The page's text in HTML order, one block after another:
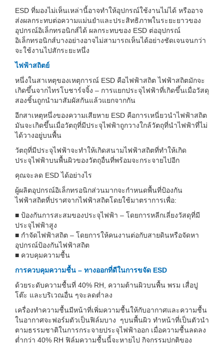
ESD ที่มองไม่เห็นเหล่านี้อาจทำให้อุปกรณ์ใช้งานไม่ได้ หรืออาจ
ส่งผลกระทบต่อความแม่นยำและประสิทธิภาพในระยะยาวของ
อุปกรณ์อิเล็กทรอนิกส์ได้ ผลกระทบของ ESD ต่ออุปกรณ์
อิเล็กทรอนิกส์บางอย่างอาจไม่สามารถเห็นได้อย่างชัดเจนจนกว่า
จะใช้งานไปสักระยะหนึ่ง
ไฟฟ้าสถิตย์
หนึ่งในสาเหตุของเหตุการณ์ ESD คือไฟฟ้าสถิต ไฟฟ้าสถิตมักจะ
เกิดขึ้นจากไทรโบชาร์จจิ้ง – การแยกประจุไฟฟ้าที่เกิดขึ้นเมื่อวัสดุ
สองชิ้นถูกนำมาสัมผัสกันแล้วแยกจากกัน
อีกสาเหตุหนึ่งของความเสียหาย ESD คือการเหนี่ยวนำไฟฟ้าสถิต
มันจะเกิดขึ้นเมื่อวัตถุที่มีประจุไฟฟ้าถูกวางใกล้วัตถุที่นำไฟฟ้าที่ไม่
ได้วางอยู่บนพื้น
วัตถุที่มีประจุไฟฟ้าจะทำให้เกิดสนามไฟฟ้าสถิตที่ทำให้เกิด
ประจุไฟฟ้าบนพื้นผิวของวัตถุอื่นที่พร้อมจะกระจายไปอีก
คุณจะลด ESD ได้อย่างไร
ผู้ผลิตอุปกรณ์อิเล็กทรอนิกส่วนมากจะกำหนดพื้นที่ป้องกัน
ไฟฟ้าสถิตที่ปราศจากไฟฟ้าสถิตโดยใช้มาตราการเพื่อ:
■ ป้องกันการสะสมของประจุไฟฟ้า – โดยการหลีกเลี่ยงวัสดุที่มี
ประจุไฟฟ้าสูง
■ กำจัดไฟฟ้าสถิต – โดยการให้คนงานต่อกับสายดินหรือจัดหา
อุปกรณ์ป้องกันไฟฟ้าสถิต
■ ควบคุมความชื้น
การควบคุมความชื้น – ทางออกที่ดีในการขจัด ESD
ด้วยระดับความชื้นที่ 40% RH, ความต้านผิวบนพื้น พรม เสื่อปู
โต๊ะ และบริเวณอื่น ๆจะลดต่ำลง
เครื่องทำความชื้นมีหน้าที่เพิ่มความชื้นให้กับอากาศและความชื้น
ในอากาศจะฟอร์มตัวเป็นฟิล์มบาง ๆบนพื้นผิว ทำหน้าที่เป็นตัวนำ
ตามธรรมชาติในการกระจายประจุไฟฟ้าออก เมื่อความชื้นลดลง
ต่ำกว่า 40% RH ฟิล์มความชื้นนี้จะหายไป กิจกรรมปกติของ